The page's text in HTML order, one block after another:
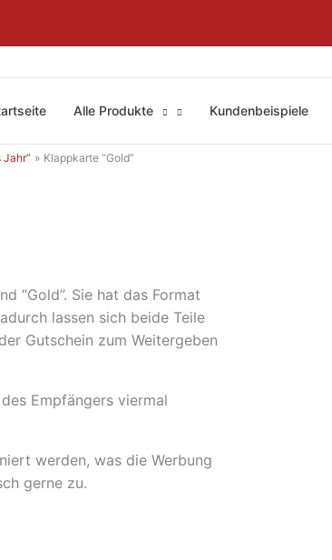
Alle Produkte Kundenbeispiele
Klappkarte “Gold”
“Gold”. Sie hat das Format
lassen sich beide Teile
Gutschein zum Weitergeben
Empfängers viermal
werden, was die Werbung
gerne zu.